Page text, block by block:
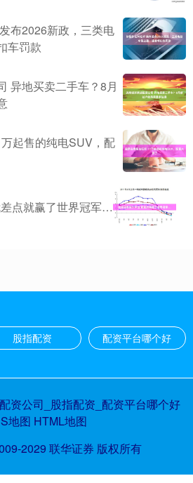
布2026新政，三类电
车罚款
异地买卖二手车？8月
起售的纯电SUV，配
点就赢了世界冠军…
股指配资 配资平台哪个好
资公司_股指配资_配资平台哪个好
地图 HTML地图
2029 联华证券 版权所有